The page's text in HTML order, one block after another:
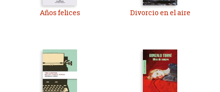
Años felices Divorcio en el aire